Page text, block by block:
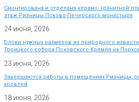
Смонтирована и отделана керамо- гранитной
этаж Ризницы Псково-Печерского монастыря
24 июня, 2026
Блоки нужных размеров из природного
Троицкого собора Псковского Кремля на
23 июня, 2026
Завершаются работы в помещениях Ризницы,
кровлей
18 июня, 2026